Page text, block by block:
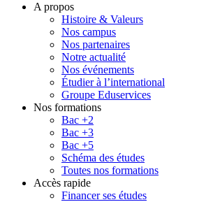
A propos
Histoire & Valeurs
Nos campus
Nos partenaires
Notre actualité
Nos événements
Étudier à l’international
Groupe Eduservices
Nos formations
Bac +2
Bac +3
Bac +5
Schéma des études
Toutes nos formations
Accès rapide
Financer ses études